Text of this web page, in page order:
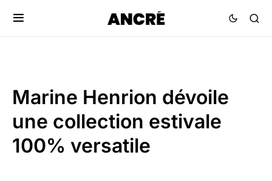
Marine Henrion dévoile
une collection estivale
100% versatile